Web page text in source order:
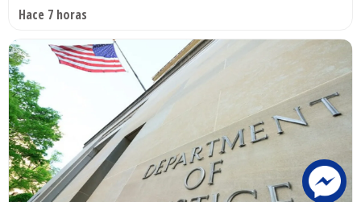
Hace 7 horas